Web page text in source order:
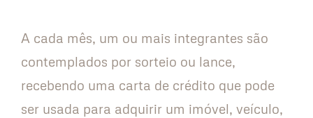
A cada mês, um ou mais integrantes são
contemplados por sorteio ou lance,
recebendo uma carta de crédito que pode
ser usada para adquirir um imóvel, veículo,